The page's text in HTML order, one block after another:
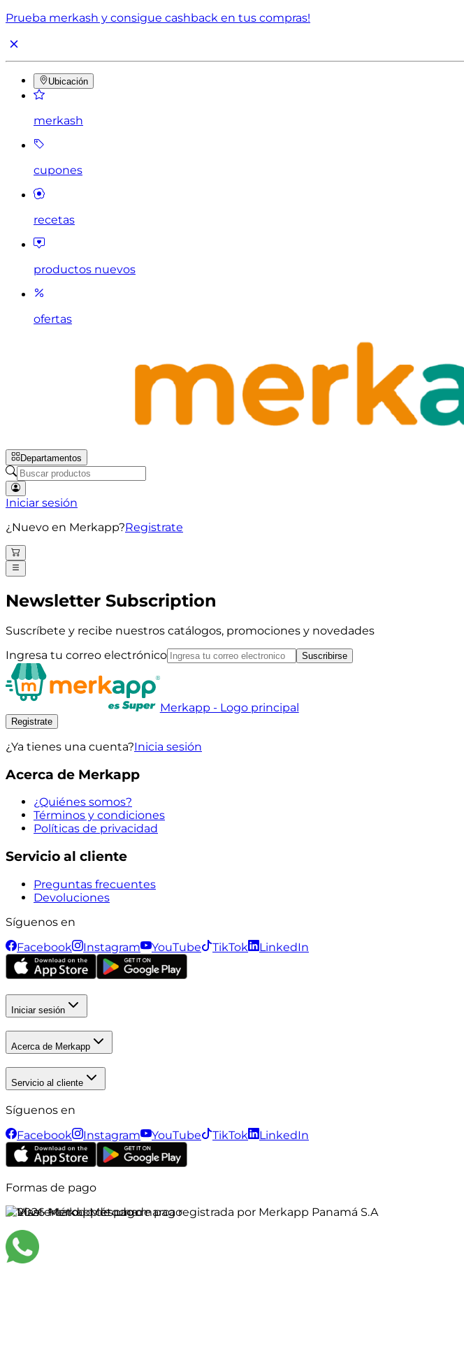
Prueba merkash y consigue cashback en tus compras!
Ubicación
merkash
cupones
recetas
productos nuevos
ofertas
Departamentos
Iniciar sesión
¿Nuevo en Merkapp?Registrate
Newsletter Subscription
Suscríbete y recibe nuestros catálogos, promociones y novedades
Ingresa tu correo electrónico
Suscribirse
Merkapp - Logo principal
Registrate
¿Ya tienes una cuenta?Inicia sesión
Acerca de Merkapp
¿Quiénes somos?
Términos y condiciones
Políticas de privacidad
Servicio al cliente
Preguntas frecuentes
Devoluciones
Síguenos en
Facebook
Instagram YouTube TikTok LinkedIn
Iniciar sesión
Acerca de Merkapp
Servicio al cliente
Síguenos en
Facebook
Instagram YouTube TikTok LinkedIn
Formas de pago
©2026Merkapp es una marca registrada por Merkapp Panamá S.A